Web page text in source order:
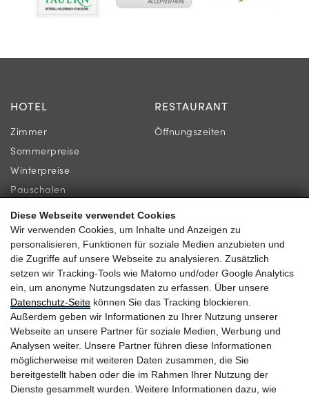
Diese Webseite verwendet Cookies
Wir verwenden Cookies, um Inhalte und Anzeigen zu
personalisieren, Funktionen für soziale Medien anzubieten und
die Zugriffe auf unsere Webseite zu analysieren. Zusätzlich
setzen wir Tracking-Tools wie Matomo und/oder Google Analytics
ein, um anonyme Nutzungsdaten zu erfassen. Über unsere
Datenschutz-Seite können Sie das Tracking blockieren.
Außerdem geben wir Informationen zu Ihrer Nutzung unserer
Webseite an unsere Partner für soziale Medien, Werbung und
Analysen weiter. Unsere Partner führen diese Informationen
möglicherweise mit weiteren Daten zusammen, die Sie
bereitgestellt haben oder die im Rahmen Ihrer Nutzung der
Dienste gesammelt wurden. Weitere Informationen dazu, wie
HOTEL
Zimmer
Sommerpreise
Winterpreise
Pauschalen
RESTAURANT
Öffnungszeiten
INFORMATION
Newsletter
Lage & Anreise
Gästebewertungen
KONTAKT
Familie Gassner
Kirchgasse 9
5730 Mittersill
+43 6562 63 04